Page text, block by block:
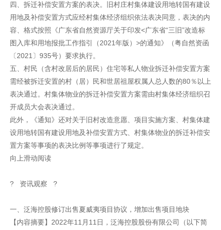
四、拆迁补偿安置方案的表决。旧村庄村集体建设用地转国有建设
用地及补偿安置方式应经村集体经济组织依法表决同意，表决的内
容、格式按照《广东省自然资源厅关于印发<广东省“三旧”改造标
图入库和用地报批工作指引（2021年版）>的通知》（粤自然资函
〔2021〕935号）要求执行。
五、村民（含村改居后的居民）住宅等私人物业拆迁补偿安置方案
需经被拆迁安置的村（居）民和世居祖屋权属人总人数的80％以上
表决通过。村集体物业的拆迁补偿安置方案需由村集体经济组织召
开成员大会表决通过。
此外，《通知》还对关于旧村改造意愿、项目实施方案、村集体建
设用地转国有建设用地及补偿安置方式、村集体物业的拆迁补偿安
置方案等事项的表决比例等事项进行了规定。
向上滑动阅读
? 资讯观察 ?
一、泛海控股修订出售夏威夷项目协议，增加出售项目地块
【内容摘要】2022年11月11日，泛海控股股份有限公司（以下简